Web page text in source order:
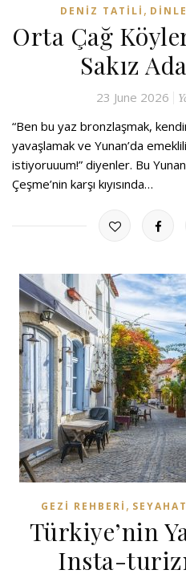
DENIZ TATILI ,
Orta Çağ
Sakız
23 June 2026
“Ben bu yaz bronzlaşmak,
yavaşlamak ve Yunan’da
istiyoruuum!” diyenler. Bu
Çeşme’nin karşı kıyısında…
GEZI REHBERI ,
Türkiye’nin
Insta-